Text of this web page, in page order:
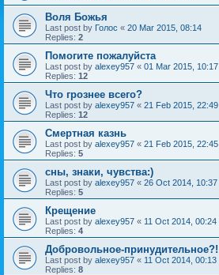
Воля Божья
Last post by Голос « 20 Mar 2015, 08:14
Replies: 2
Помогите пожалуйста
Last post by alexey957 « 01 Mar 2015, 10:17
Replies: 12
Что грознее всего?
Last post by alexey957 « 21 Feb 2015, 22:49
Replies: 12
Смертная казнь
Last post by alexey957 « 21 Feb 2015, 22:45
Replies: 5
сны, знаки, чувства:)
Last post by alexey957 « 26 Oct 2014, 10:37
Replies: 5
Крещение
Last post by alexey957 « 11 Oct 2014, 00:24
Replies: 4
Добровольное-принудительное?!
Last post by alexey957 « 11 Oct 2014, 00:13
Replies: 8